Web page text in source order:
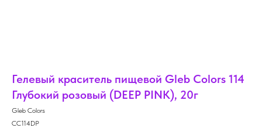
Гелевый краситель пищевой Gleb Colors 114
Глубокий розовый (DEEP PINK), 20г
Gleb Colors
CC114DP